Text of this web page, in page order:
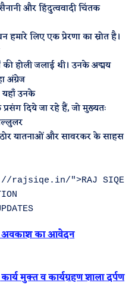
और हिंदुत्ववादी चिंतक
हमारे लिए एक प्रेरणा का स्रोत है।
की होली जलाई थी। उनके अद्मय
अंग्रेज
यहाँ उनके
दिये जा रहे हैं, जो मुख्यतः
यातनाओं और सावरकर के साहस
rajsiqe.in/">RAJ
अवकाश का आवेदन
मुक्त व कार्यग्रहण शाला दर्पण